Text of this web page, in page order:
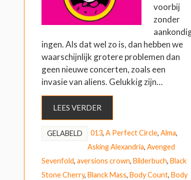
voorbij
zonder
ingen. Als dat wel zo is, dan hebben we
waarschijnlijk grotere problemen dan
geen nieuwe concerten, zoals een
invasie van aliens. Gelukkig zijn…
LEES VERDER
GELABELD 013, A Perfect Circle, Alma,
Asking Alexandria, Avenged
Sevenfold, aversions crown, Bilderbuch, Black
Stone Cherry, Blanck Mass, Body Count, Body